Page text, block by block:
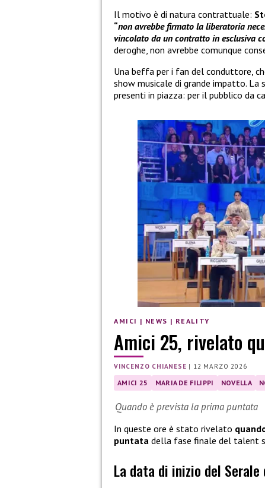
Il motivo è di natura contrattuale:
“non avrebbe firmato la liberatoria
vincolato da un contratto in esclusiva
deroghe, non avrebbe comunque
Una beffa per i fan del conduttore,
show musicale di grande impatto. La
presenti in piazza: per il pubblico da
AMICI | NEWS | REALITY
Amici 25, rivelato
VINCENZO CHIANESE | 12 MARZO 2026
AMICI 25 MARIA DE FILIPPI NOVELLA
Quando è prevista la prima puntata
In queste ore è stato rivelato
puntata della fase finale del talent
La data di inizio del